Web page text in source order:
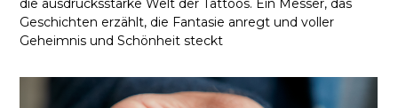
die ausdrucksstarke Welt der Tattoos. Ein Messer, das
Geschichten erzählt, die Fantasie anregt und voller
Geheimnis und Schönheit steckt